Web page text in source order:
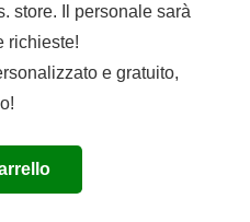
store. Il personale sarà
richieste!
e gratuito,